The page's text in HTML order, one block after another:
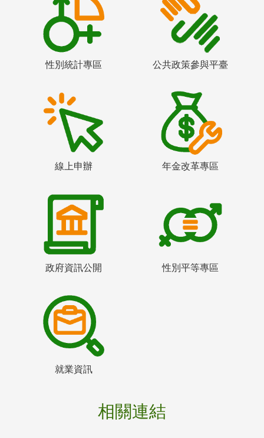
性別統計專區 公共政策參與平臺
線上申辦 年金改革專區
政府資訊公開 性別平等專區
就業資訊
相關連結